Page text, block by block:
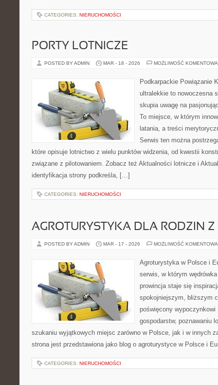
CATEGORIES: NIERUCHOMOŚCI
PORTY LOTNICZE
POSTED BY ADMIN MAR - 18 - 2026 MOŻLIWOŚĆ
Podkarpackie Powiązanie
ultralekkie to nowoczesna
skupia uwagę na
To miejsce, w którym
latania, a treści
Serwis ten można
które opisuje lotnictwo z wielu punktów widzenia, od kwestii
związane z pilotowaniem. Zobacz też Aktualności lotnicze i
identyfikacja strony podkreśla, […]
CATEGORIES: NIERUCHOMOŚCI
AGROTURYSTYKA DLA RODZIN
POSTED BY ADMIN MAR - 17 - 2026 MOŻLIWOŚĆ
Agroturystyka w Polsce i
serwis, w którym
prowincja staje się
spokojniejszym, bliższym
poświęcony wypoczynkowi
gospodarstw, poznawaniu
szukaniu wyjątkowych miejsc zarówno w Polsce, jak i w innych
strona jest przedstawiona jako blog o agroturystyce w Polsce i
CATEGORIES: NIERUCHOMOŚCI